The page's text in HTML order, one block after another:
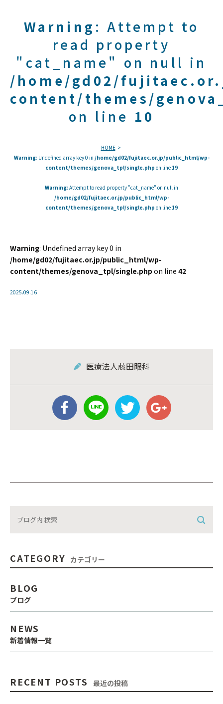
Warning : Attempt to
read property
"cat_name" on null in
/home/gd02/
content/themes/
on line 10
HOME
Warning: Undefined array key 0 in /home/gd02/fujitaec.or.jp/public_html/wp-
content/themes/genova_tpl/single.php on line 19
Warning: Attempt to read property "cat_name" on null in
/home/gd02/fujitaec.or.jp/public_html/wp-
content/themes/genova_tpl/single.php on line 19
Warning: Undefined array key 0 in
/home/gd02/fujitaec.or.jp/public_html/wp-
content/themes/genova_tpl/single.php on line 42
2025.09.16
医療法人藤田眼科
CATEGORY カテゴリー
BLOG
ブログ
NEWS
新着情報一覧
RECENT POSTS 最近の投稿